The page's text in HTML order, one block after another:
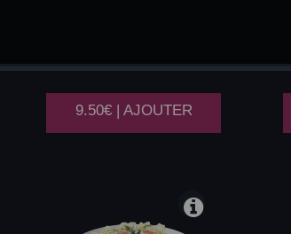
9.50€ | AJOUTER